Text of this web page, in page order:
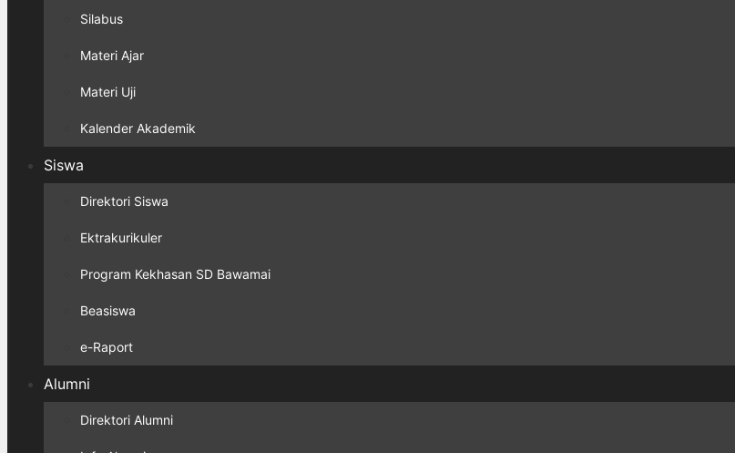
Silabus
Materi Ajar
Materi Uji
Kalender Akademik
Siswa
Direktori Siswa
Ektrakurikuler
Program Kekhasan SD Bawamai
Beasiswa
e-Raport
Alumni
Direktori Alumni